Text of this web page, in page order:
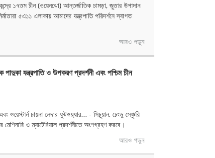
১৭তম চীন (ওয়েনঝো) আন্তর্জাতিক চামড়া, জুতার উপাদান
৫এ১১ এলাকায় আমাদের যন্ত্রপাতি পরিদর্শনে স্বাগত
আরও পড়ুন
যন্ত্রপাতি ও উপকরণ প্রদর্শনী এবং পশ্চিম চীন
চায়না লেদার ফুটওয়্যার... - সিচুয়ান, চেংডু সেঞ্চুরি
মেশিনারি ও ম্যাটেরিয়াল প্রদর্শনীতে অংশগ্রহণ করবে।
আরও পড়ুন